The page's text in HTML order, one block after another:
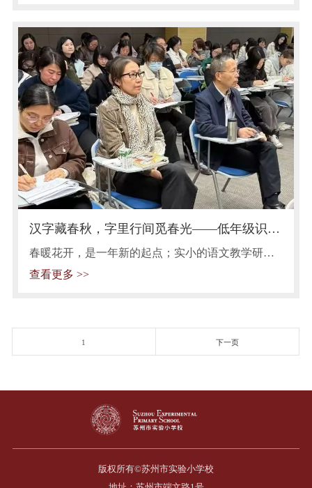
色的新教材展示课。这三节课，既体现了新课标理
念与实践的深度融合，也是新教材应用与创新的生
动演绎，令人耳目一新，深受启发。 花花
汉字藏春秋，字里行间觅春光——低年级识字
高质量课堂的探索与实践
春暖花开，是一年新的起点；实小的语文教学研
究，也要开始新的征程。4月2日，语文组开展了
以“聚焦素养，单元整合：低年级识字高质量课堂的
相城实验小学语文骨干教师等参加了此次活动。 课
堂展示：深耕课堂 共研共学 冯欣老师 《动物儿歌》
查看更多 >>
1 下一页
版权所有©苏州市实验小学校